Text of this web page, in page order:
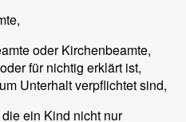
oder Kirchenbeamte,
für nichtig erklärt ist,
Unterhalt verpflichtet sind,
ein Kind nicht nur